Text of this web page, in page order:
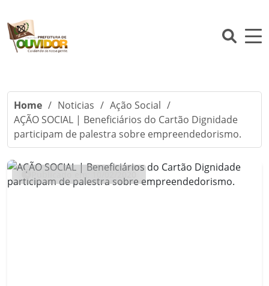
Home / Noticias / Ação Social /
AÇÃO SOCIAL | Beneficiários do Cartão Dignidade
participam de palestra sobre empreendedorismo.
Publicado em: 10/02/2020